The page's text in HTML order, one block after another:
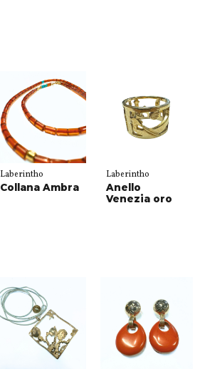
Laberintho
Collana Ambra
Laberintho
Anello
Venezia oro